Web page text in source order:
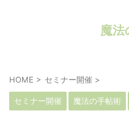
魔法
HOME > セミナー開催 >
セミナー開催 魔法の手帖術